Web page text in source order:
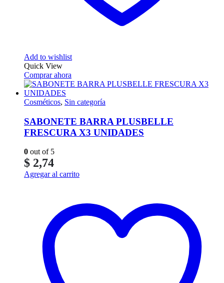
Add to wishlist
Quick View
Comprar ahora
Cosméticos, Sin categoría
SABONETE BARRA PLUSBELLE
FRESCURA X3 UNIDADES
0 out of 5
$ 2,74
Agregar al carrito